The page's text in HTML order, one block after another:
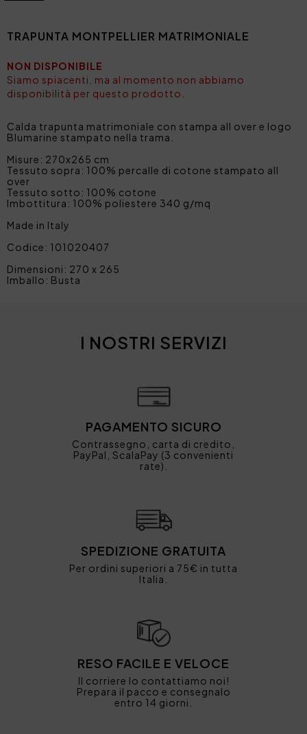
TRAPUNTA MONTPELLIER MATRIMONIALE
NON DISPONIBILE
Siamo spiacenti, ma al momento non abbiamo
disponibilità per questo prodotto.
Calda trapunta matrimoniale con stampa all over e logo
Blumarine stampato nella trama.
Misure: 270x265 cm
Tessuto sopra: 100% percalle di cotone stampato all
over
Tessuto sotto: 100% cotone
Imbottitura: 100% poliestere 340 g/mq
Made in Italy
Codice: 101020407
Dimensioni: 270 x 265
Imballo: Busta
I NOSTRI SERVIZI
PAGAMENTO SICURO
Contrassegno, carta di credito,
PayPal, ScalaPay (3 convenienti
rate).
SPEDIZIONE GRATUITA
Per ordini superiori a 75€ in tutta
Italia.
RESO FACILE E VELOCE
Il corriere lo contattiamo noi!
Prepara il pacco e consegnalo
entro 14 giorni.